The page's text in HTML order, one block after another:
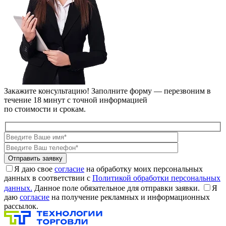
Закажите консультацию! Заполните форму — перезвоним в
течение 18 минут с точной информацией
по стоимости и срокам.
Я даю свое согласие на обработку моих персональных
данных в соответствии с Политикой обработки персональных
данных. Данное поле обязательное для отправки заявки.
Я
даю согласие на получение рекламных и информационных
рассылок.